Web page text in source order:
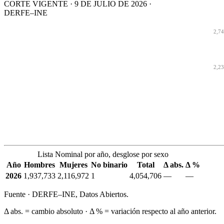
CORTE VIGENTE · 9 DE JULIO DE 2026 ·
DERFE–INE
Lista Nominal por año, desglose por sexo
Año Hombres Mujeres No binario Total Δ abs. Δ %
2026 1,937,733 2,116,972 1 4,054,706 — —
Fuente · DERFE–INE, Datos Abiertos.
Δ abs. = cambio absoluto · Δ % = variación respecto al año anterior.